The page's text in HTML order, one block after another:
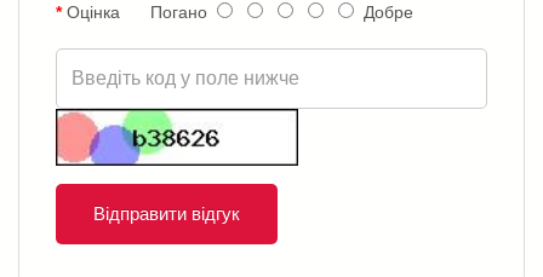
Оцінка Погано Добре
Відправити відгук